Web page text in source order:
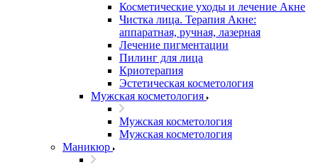
Косметические уходы и лечение Акне
Чистка лица. Терапия Акне:
аппаратная, ручная, лазерная
Лечение пигментации
Пилинг для лица
Криотерапия
Эстетическая косметология
Мужская косметология
Мужская косметология
Мужская косметология
Маникюр